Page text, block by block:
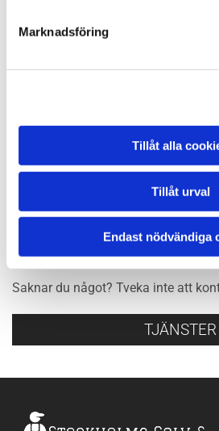
Marknadsföring
Tillåt alla
Tillåt urval
Endast nödvändiga
Varmt välkommen att kontakta oss
eller funderingar. Vi ställer gärna
KONTAKTA
Fler av våra tjänster
Vill du läsa mer om vad vi kan
Saknar du något? Tveka inte att
TJÄNSTER